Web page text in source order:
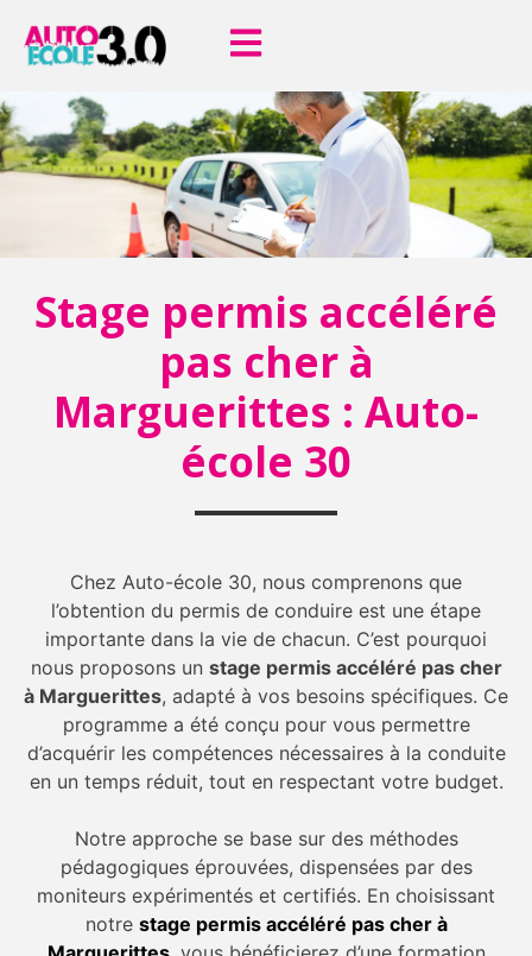
Stage permis accéléré
pas cher à
Marguerittes : Auto-
école 30
Chez Auto-école 30, nous comprenons que
l’obtention du permis de conduire est une étape
importante dans la vie de chacun. C’est pourquoi
nous proposons un stage permis accéléré pas cher
à Marguerittes, adapté à vos besoins spécifiques. Ce
programme a été conçu pour vous permettre
d’acquérir les compétences nécessaires à la conduite
en un temps réduit, tout en respectant votre budget.
Notre approche se base sur des méthodes
pédagogiques éprouvées, dispensées par des
moniteurs expérimentés et certifiés. En choisissant
notre stage permis accéléré pas cher à